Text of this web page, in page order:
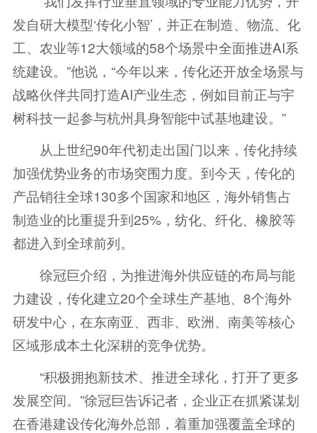
发自研大模型‘传化小智’，并正在制造、物流、化
工、农业等12大领域的58个场景中全面推进AI系
统建设。”他说，“今年以来，传化还开放全场景与
战略伙伴共同打造AI产业生态，例如目前正与宇
树科技一起参与杭州具身智能中试基地建设。”
从上世纪90年代初走出国门以来，传化持续
加强优势业务的市场突围力度。到今天，传化的
产品销往全球130多个国家和地区，海外销售占
制造业的比重提升到25%，纺化、纤化、橡胶等
都进入到全球前列。
徐冠巨介绍，为推进海外供应链的布局与能
力建设，传化建立20个全球生产基地、8个海外
研发中心，在东南亚、西非、欧洲、南美等核心
区域形成本土化深耕的竞争优势。
“积极拥抱新技术、推进全球化，打开了更多
发展空间。”徐冠巨告诉记者，企业正在抓紧谋划
在香港建设传化海外总部，着重加强覆盖全球的